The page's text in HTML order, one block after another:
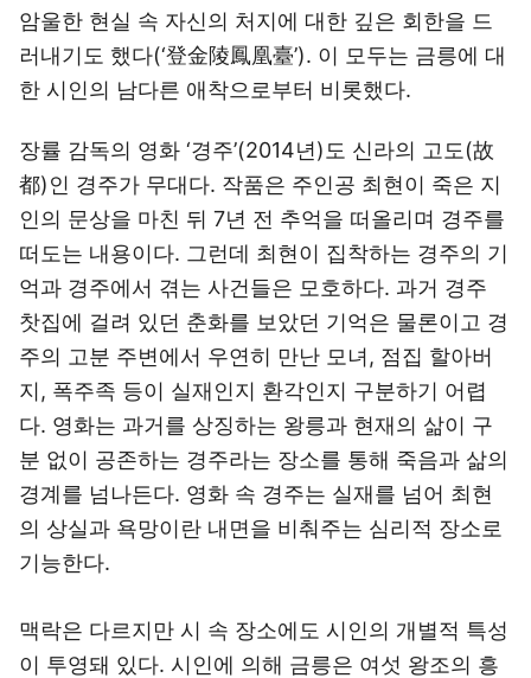
암울한 현실 속 자신의 처지에 대한 깊은 회한을 드
러내기도 했다(‘登金陵鳳凰臺’). 이 모두는 금릉에 대
한 시인의 남다른 애착으로부터 비롯했다.
장률 감독의 영화 ‘경주’(2014년)도 신라의 고도(故
都)인 경주가 무대다. 작품은 주인공 최현이 죽은 지
인의 문상을 마친 뒤 7년 전 추억을 떠올리며 경주를
떠도는 내용이다. 그런데 최현이 집착하는 경주의 기
억과 경주에서 겪는 사건들은 모호하다. 과거 경주
찻집에 걸려 있던 춘화를 보았던 기억은 물론이고 경
주의 고분 주변에서 우연히 만난 모녀, 점집 할아버
지, 폭주족 등이 실재인지 환각인지 구분하기 어렵
다. 영화는 과거를 상징하는 왕릉과 현재의 삶이 구
분 없이 공존하는 경주라는 장소를 통해 죽음과 삶의
경계를 넘나든다. 영화 속 경주는 실재를 넘어 최현
의 상실과 욕망이란 내면을 비춰주는 심리적 장소로
기능한다.
맥락은 다르지만 시 속 장소에도 시인의 개별적 특성
이 투영돼 있다. 시인에 의해 금릉은 여섯 왕조의 흥